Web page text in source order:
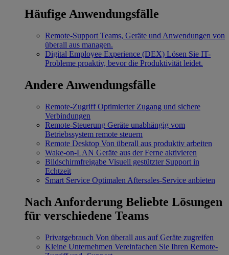
Häufige Anwendungsfälle
Remote-Support Teams, Geräte und Anwendungen von
überall aus managen.
Digital Employee Experience (DEX) Lösen Sie IT-
Probleme proaktiv, bevor die Produktivität leidet.
Andere Anwendungsfälle
Remote-Zugriff Optimierter Zugang und sichere
Verbindungen
Remote-Steuerung Geräte unabhängig vom
Betriebssystem remote steuern
Remote Desktop Von überall aus produktiv arbeiten
Wake-on-LAN Geräte aus der Ferne aktivieren
Bildschirmfreigabe Visuell gestützter Support in
Echtzeit
Smart Service Optimalen Aftersales-Service anbieten
Nach Anforderung Beliebte Lösungen
für verschiedene Teams
Privatgebrauch Von überall aus auf Geräte zugreifen
Kleine Unternehmen Vereinfachen Sie Ihren Remote-